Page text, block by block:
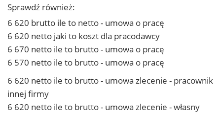
Sprawdź również:
6 620 brutto ile to netto - umowa o pracę
6 620 netto jaki to koszt dla pracodawcy
6 670 netto ile to brutto - umowa o pracę
6 570 netto ile to brutto - umowa o pracę
6 620 netto ile to brutto - umowa zlecenie - pracownik
innej firmy
6 620 netto ile to brutto - umowa zlecenie - własny